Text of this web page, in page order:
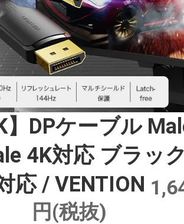
】DPケーブル
4K対応 ブラッ
応 / VENTION
円(税抜)